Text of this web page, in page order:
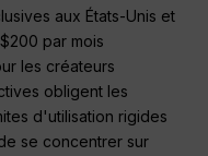
aux États-Unis et
par mois
les créateurs
obligent les
d'utilisation rigides
se concentrer sur